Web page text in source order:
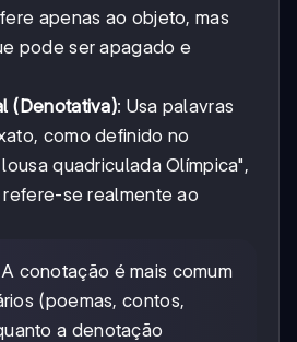
apenas ao objeto, mas
pode ser apagado e
(Denotativa): Usa palavras
como definido no
quadriculada Olímpica",
se realmente ao
conotação é mais comum
(poemas, contos,
a denotação